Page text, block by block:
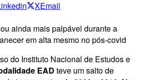
XEmail
ainda mais palpável durante a
em alta mesmo no pós-covid
do Instituto Nacional de Estudos e
EAD teve um salto de